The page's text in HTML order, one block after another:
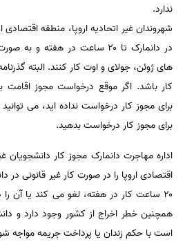
ندارد.
شهروندان غیر اتحادیه اروپا، منطقه
در دانمارک تا ۲۰ ساعت در
های ژوئن، جولای و اوت کار کنند. البته
کار باشد. اگر موقع درخواست مجوز اقامت
برای مجوز کار درخواست نداده اید، می
برای مجوز کار درخواست بدهید.
اداره مهاجرت دانمارک مجوز کار دانشجویان
اقتصادی اروپا را در صورت کار غیر قانونی در
۲۰ ساعت کار در هفته، لغو می کند یا آن را
همچنین خطر اخراج از کشور وجود دارد و
است با حکم زندان یا پرداخت جریمه مواجه